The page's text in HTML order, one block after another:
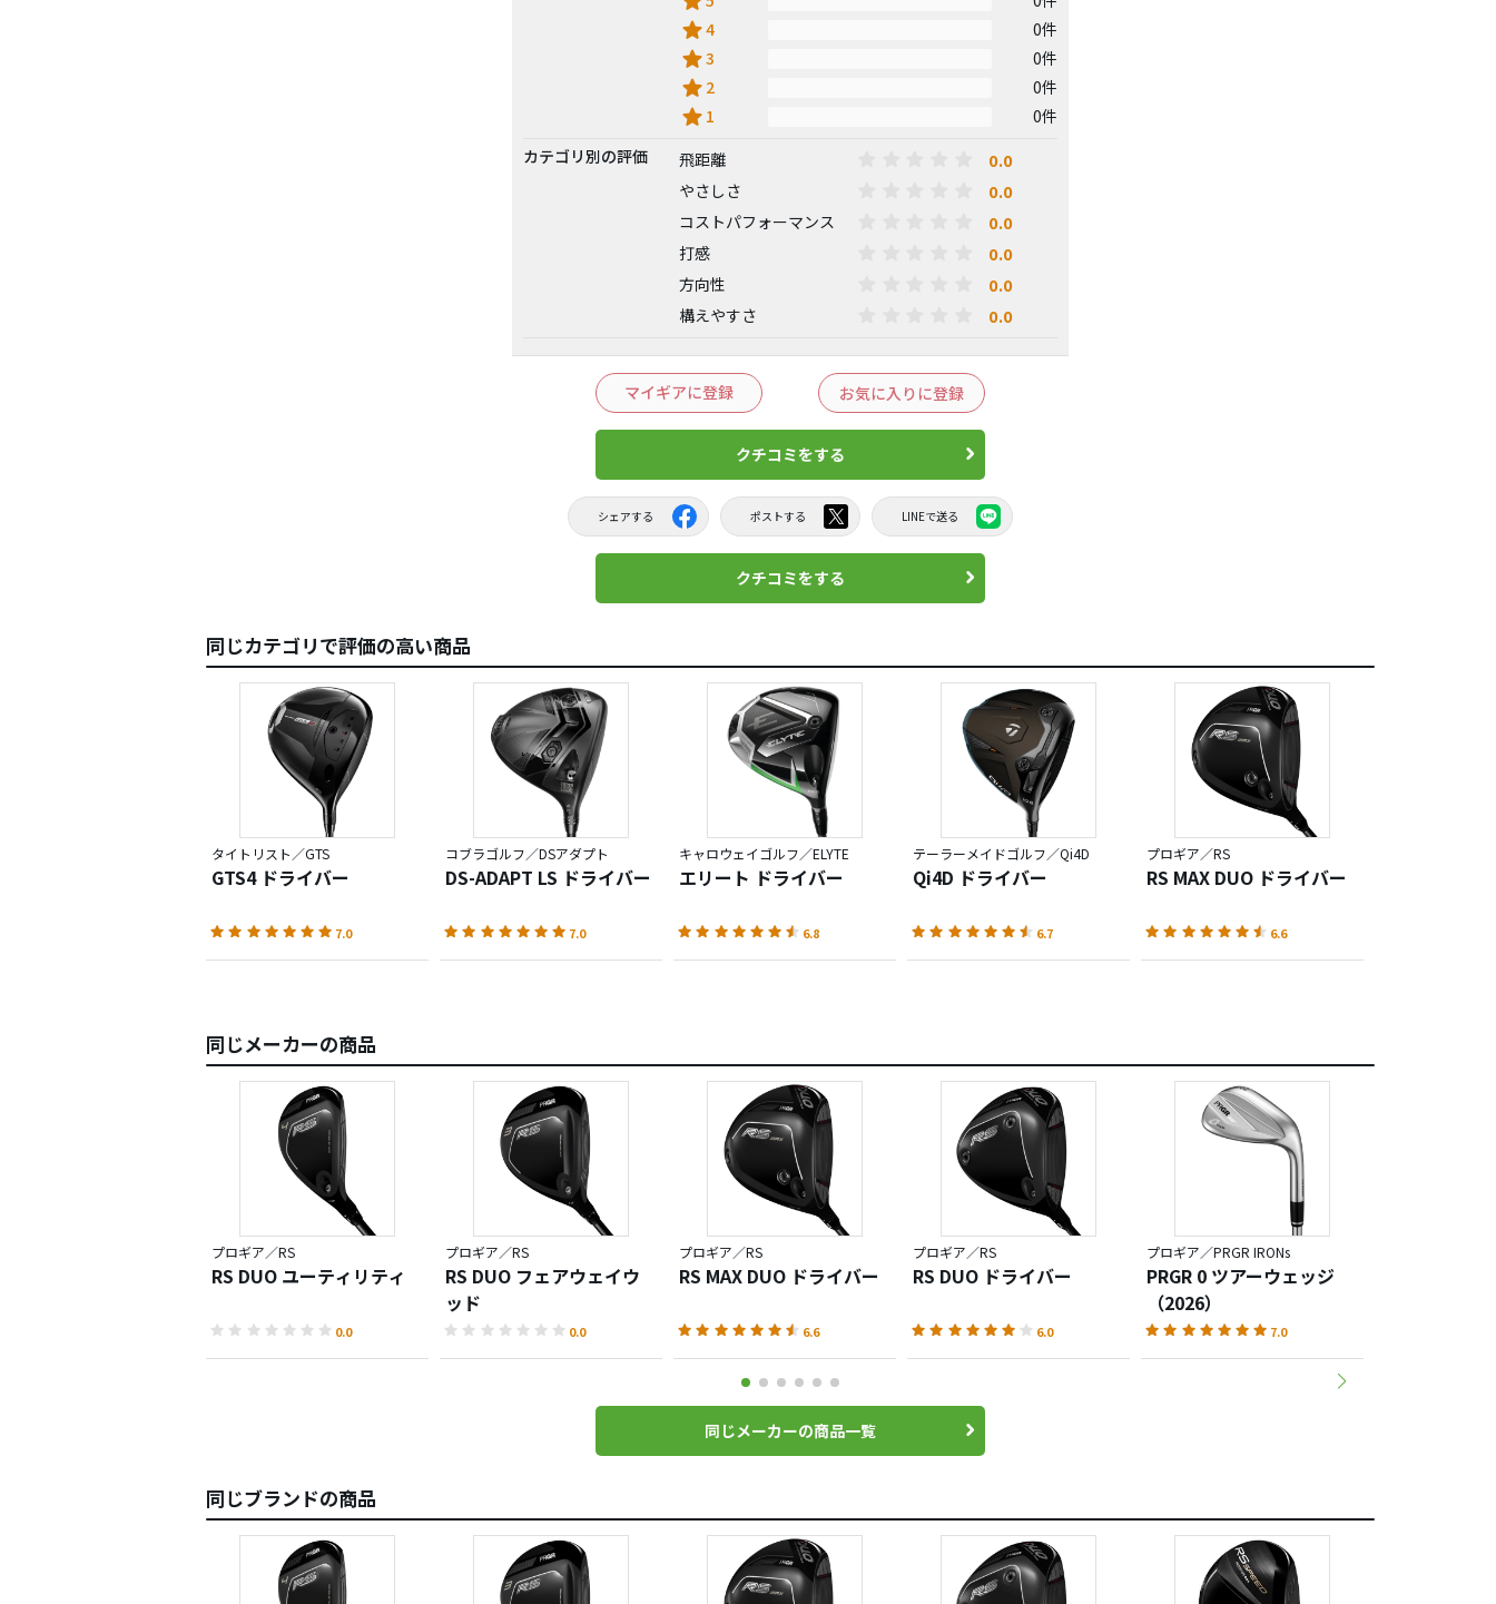
star4 0件
star3 0件
star 2 0件
star 1
0件
カテゴリ別の評価
飛距離 0.0
やさしさ 0.0
コストパフォーマンス 0.0
打感 0.0
方向性 0.0
構えやすさ 0.0
マイギアに登録 お気に入りに登録
クチコミをする
シェアする ポストする LINEで送る
クチコミをする
同じカテゴリで評価の高い商品
タイトリスト／GTS
GTS4 ドライバー
7.0
コブラゴルフ／DSアダプト
DS-ADAPT LS ドライバー
7.0
キャロウェイゴルフ／ELYTE
エリート ドライバー
6.8
テーラーメイドゴルフ／Qi4D
Qi4D ドライバー
6.7
プロギア／RS
RS MAX DUO ドライバー
6.6
同じメーカーの商品
プロギア／RS
RS DUO ユーティリティ
0.0
プロギア／RS
RS DUO フェアウェイウ
ッド
0.0
プロギア／RS
RS MAX DUO ドライバー
6.6
プロギア／RS
RS DUO ドライバー
6.0
プロギア／PRGR IRONs
PRGR 0 ツアーウェッジ
（2026）
7.0
同じメーカーの商品一覧
同じブランドの商品